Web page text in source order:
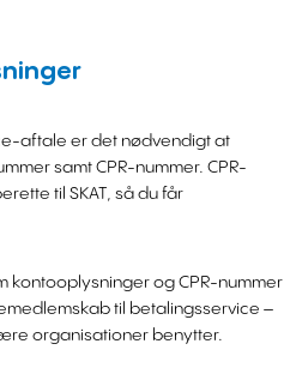
aftale er det nødvendigt at
samt CPR-nummer. CPR-
til SKAT, så du får
kontooplysninger og CPR-nummer
til betalingsservice –
organisationer benytter.